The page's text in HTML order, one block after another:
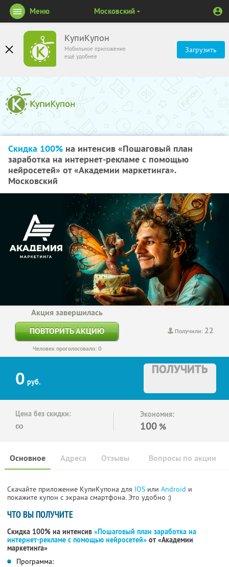
КупиКупон
Мобильное приложение
ещё удобнее
Загрузить
Меню Московский
Скидка 100% на интенсив «Пошаговый план
заработка на интернет-рекламе с помощью
нейросетей» от «Академии маркетинга».
Московский
Получили: 22
Акция завершилась
ПОВТОРИТЬ АКЦИЮ
Человек проголосовало: 0
0 руб.
ПОЛУЧИТЬ
Цена без скидки:
∞
Экономия:
100 %
Основное Отзывы Вопросы по акции
Адреса
Скачайте приложение КупиКупона для IOS или Android и
покажите купон с экрана смартфона. Это удобно :)
ЧТО ВЫ ПОЛУЧИТЕ
Скидка 100% на интенсив «Пошаговый план заработка на
интернет-рекламе с помощью нейросетей» от «Академии
маркетинга»
Программа: